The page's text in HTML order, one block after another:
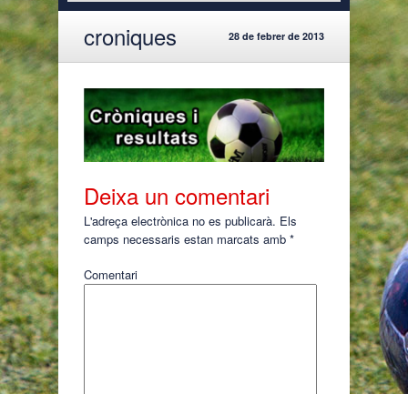
croniques 28 de febrer de 2013
Deixa un comentari
L'adreça electrònica no es publicarà. Els
camps necessaris estan marcats amb *
Comentari